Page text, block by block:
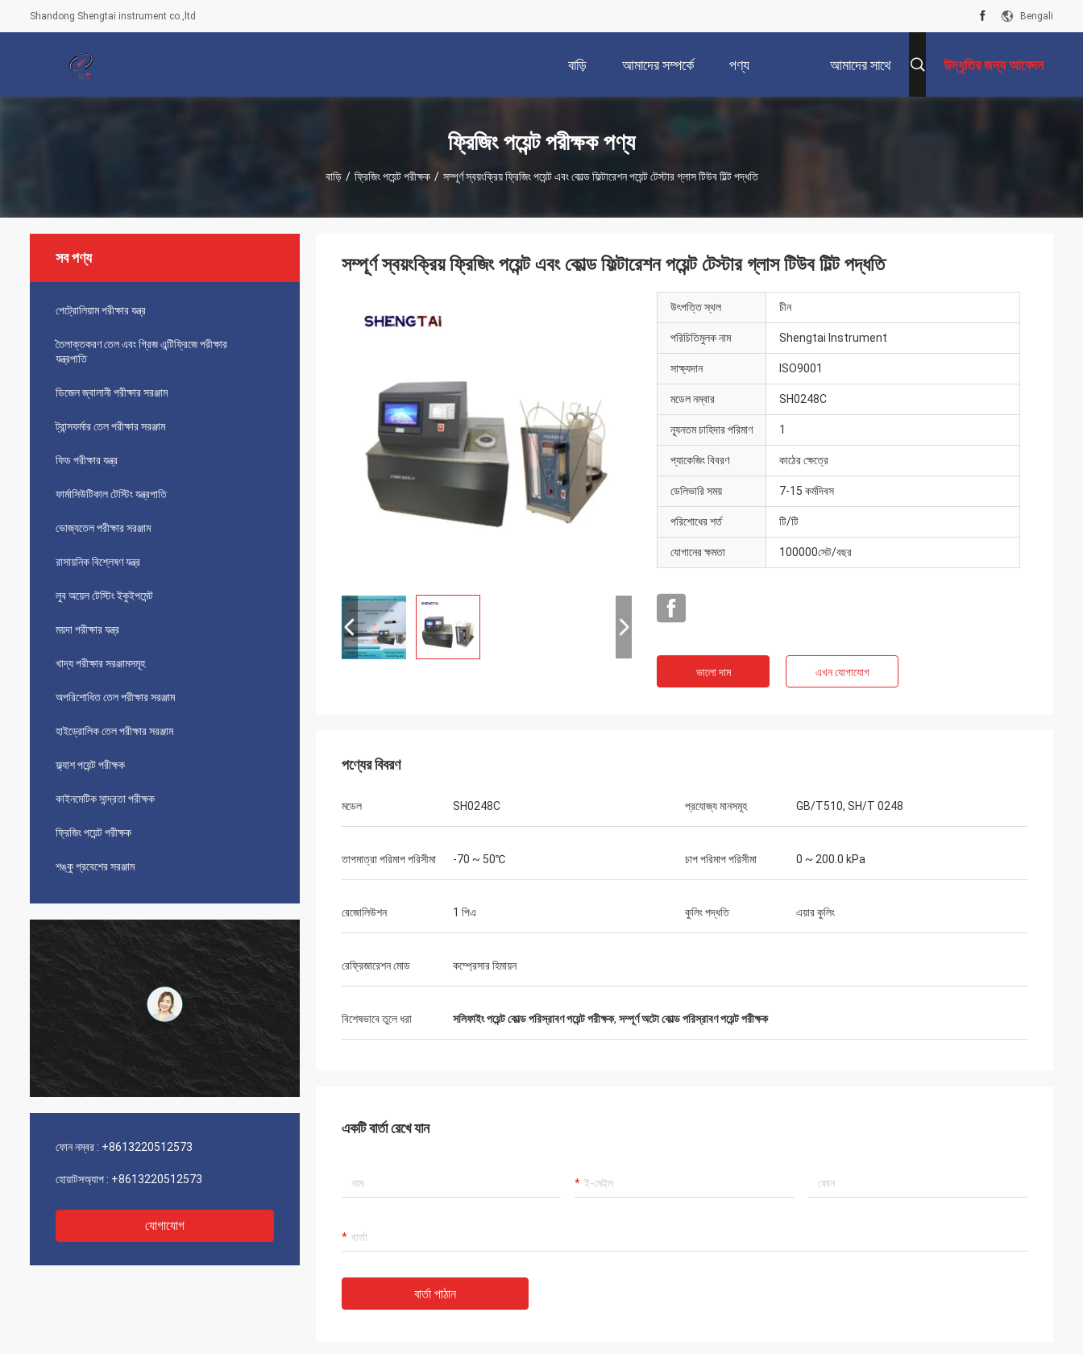
Shandong Shengtai instrument co.,ltd Bengali
বাড়ি আমাদের সম্পর্কে পণ্য আমাদের সাথে উদ্ধৃতির জন্য আবেদন
ফ্রিজিং পয়েন্ট পরীক্ষক পণ্য
বাড়ি / ফ্রিজিং পয়েন্ট পরীক্ষক / সম্পূর্ণ স্বয়ংক্রিয় ফ্রিজিং পয়েন্ট এবং কোল্ড ফিল্টারেশন পয়েন্ট টেস্টার গ্লাস টিউব টিল্ট পদ্ধতি
সব পণ্য
পেট্রোলিয়াম পরীক্ষার যন্ত্র
তৈলাক্তকরণ তেল এবং গ্রিজ এন্টিফ্রিজে পরীক্ষার
যন্ত্রপাতি
ডিজেল জ্বালানী পরীক্ষার সরঞ্জাম
ট্রান্সফর্মার তেল পরীক্ষার সরঞ্জাম
ফিড পরীক্ষার যন্ত্র
ফার্মাসিউটিকাল টেস্টিং যন্ত্রপাতি
ভোজ্যতেল পরীক্ষার সরঞ্জাম
রাসায়নিক বিশ্লেষণ যন্ত্র
লুব অয়েল টেস্টিং ইকুইপমেন্ট
ময়দা পরীক্ষার যন্ত্র
খাদ্য পরীক্ষার সরঞ্জামসমূহ
অপরিশোধিত তেল পরীক্ষার সরঞ্জাম
হাইড্রোলিক তেল পরীক্ষার সরঞ্জাম
ফ্ল্যাশ পয়েন্ট পরীক্ষক
কাইনমেটিক সান্দ্রতা পরীক্ষক
ফ্রিজিং পয়েন্ট পরীক্ষক
শঙ্কু প্রবেশের সরঞ্জাম
ফোন নম্বর : +8613220512573
হোয়াটসঅ্যাপ : +8613220512573
যোগাযোগ
সম্পূর্ণ স্বয়ংক্রিয় ফ্রিজিং পয়েন্ট এবং কোল্ড ফিল্টারেশন পয়েন্ট টেস্টার গ্লাস টিউব টিল্ট পদ্ধতি
উৎপত্তি স্থল চীন
পরিচিতিমুলক নাম Shengtai Instrument
সাক্ষ্যদান ISO9001
মডেল নম্বার SH0248C
ন্যূনতম চাহিদার পরিমাণ 1
প্যাকেজিং বিবরণ কাঠের ক্ষেত্রে
ডেলিভারি সময় 7-15 কর্মদিবস
পরিশোধের শর্ত টি/টি
যোগানের ক্ষমতা 100000সেট/বছর
ভালো দাম এখন যোগাযোগ
পণ্যের বিবরণ
মডেল SH0248C প্রযোজ্য মানসমূহ GB/T510, SH/T 0248
তাপমাত্রা পরিমাপ পরিসীমা -70 ~ 50℃ চাপ পরিমাপ পরিসীমা 0 ~ 200.0 kPa
রেজোলিউশন 1 পিএ কুলিং পদ্ধতি এয়ার কুলিং
রেফ্রিজারেশন মোড কম্প্রেসার হিমায়ন
বিশেষভাবে তুলে ধরা সলিফাইং পয়েন্ট কোল্ড পরিস্রাবণ পয়েন্ট পরীক্ষক, সম্পূর্ণ অটো কোল্ড পরিস্রাবণ পয়েন্ট পরীক্ষক
একটি বার্তা রেখে যান
বার্তা পাঠান